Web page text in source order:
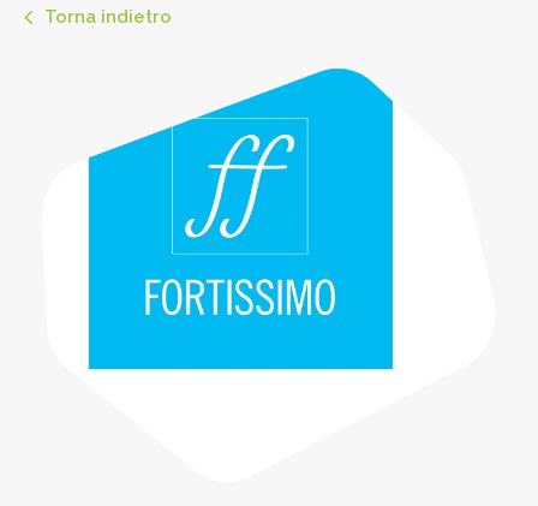
Torna indietro